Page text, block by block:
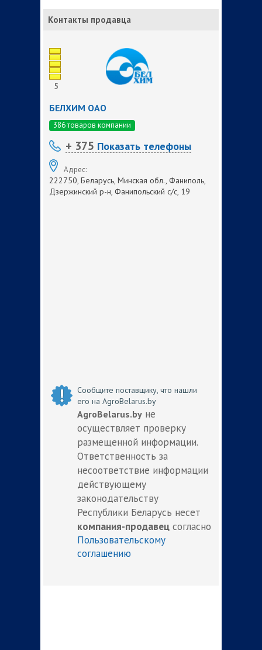
Контакты продавца
5
БЕЛХИМ ОАО
386 товаров компании
+ 375 Показать телефоны
Адрес:
222750, Беларусь, Минская обл., Фаниполь,
Дзержинский р-н, Фанипольский с/с, 19
Сообщите поставщику, что нашли
его на AgroBelarus.by
AgroBelarus.by не
осуществляет проверку
размещенной информации.
Ответственность за
несоответствие информации
действующему
законодательству
Республики Беларусь несет
компания-продавец согласно
Пользовательскому
соглашению